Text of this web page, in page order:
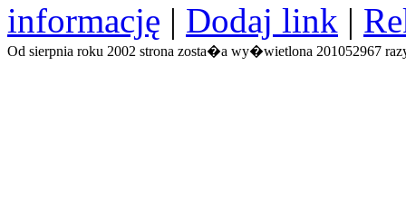
informację | Dodaj link |
Od sierpnia roku 2002 strona zosta�a wy�wietlona 201052967